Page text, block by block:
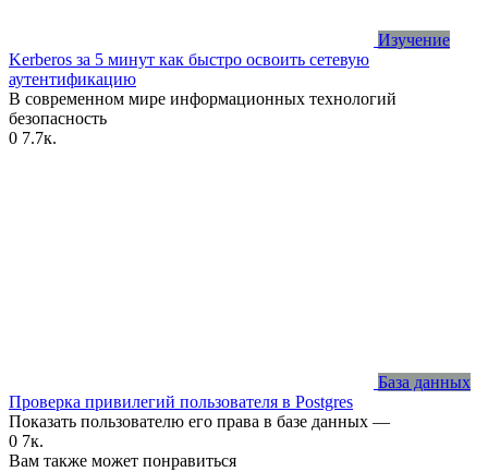
Изучение
Kerberos за 5 минут как быстро освоить сетевую
аутентификацию
В современном мире информационных технологий
безопасность
0 7.7к.
База данных
Проверка привилегий пользователя в Postgres
Показать пользователю его права в базе данных —
0 7к.
Вам также может понравиться